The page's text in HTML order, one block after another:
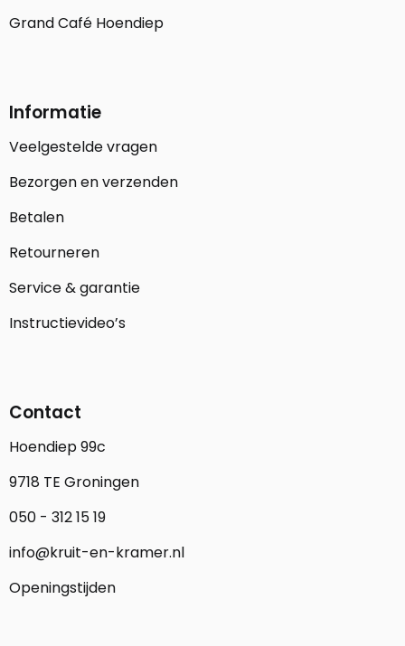
Grand Café Hoendiep
Informatie
Veelgestelde vragen
Bezorgen en verzenden
Betalen
Retourneren
Service & garantie
Instructievideo’s
Contact
Hoendiep 99c
9718 TE Groningen
050 - 312 15 19
info@kruit-en-kramer.nl
Openingstijden